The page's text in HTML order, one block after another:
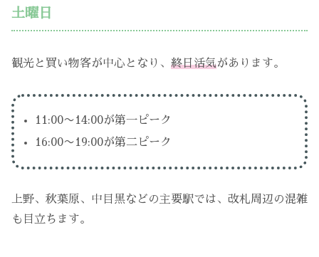
土曜日
観光と買い物客が中心となり、 終日活気があります。
11:00〜14:00が第一ピーク
16:00〜19:00が第二ピーク
上野、秋葉原、中目黒などの主要駅では、改札周辺の混雑
も目立ちます。